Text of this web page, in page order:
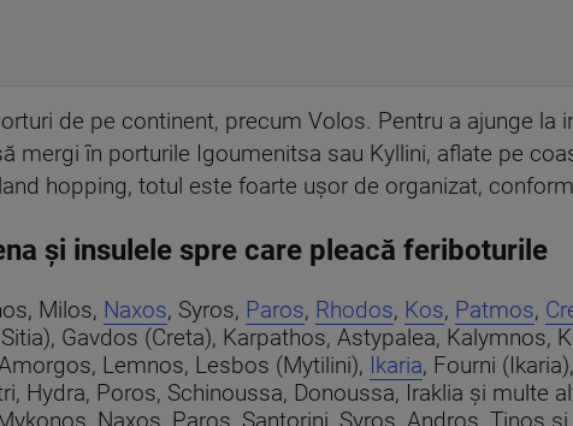
de pe continent, precum Volos. Pentru a ajunge la
mergi în porturile Igoumenitsa sau Kyllini, aflate pe
hopping, totul este foarte ușor de organizat, conform
și insulele spre care pleacă feriboturile
Milos, Naxos, Syros, Paros, Rhodos, Kos, Patmos,
Gavdos (Creta), Karpathos, Astypalea, Kalymnos,
Lemnos, Lesbos (Mytilini), Ikaria, Fourni
Hydra, Poros, Schinoussa, Donoussa, Iraklia și multe